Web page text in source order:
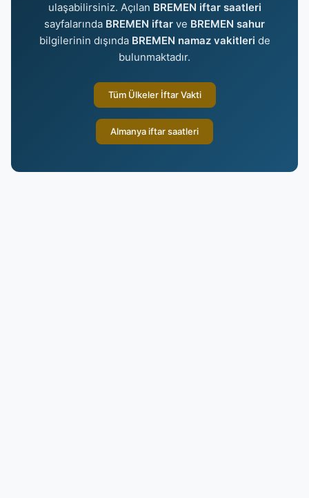
ulaşabilirsiniz. Açılan BREMEN iftar saatleri
sayfalarında BREMEN iftar ve BREMEN sahur
bilgilerinin dışında BREMEN namaz vakitleri de
bulunmaktadır.
Tüm Ülkeler İftar Vakti
Almanya iftar saatleri